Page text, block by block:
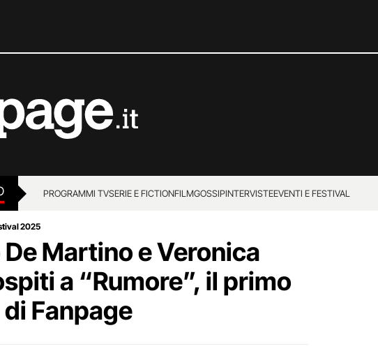
PROGRAMMI TVSERIE E FICTIONFILMGOSSIPINTERVISTEEVENTI E FESTIVAL
2025
Martino e Veronica
a “Rumore”, il primo
Fanpage